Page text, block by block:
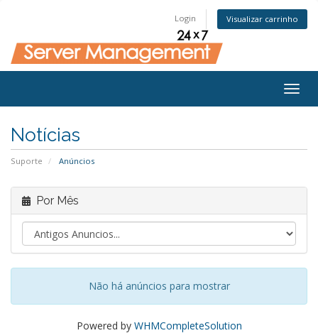
Login Visualizar carrinho
Notícias
Suporte Anúncios
Por Mês
Não há anúncios para mostrar
Powered by WHMCompleteSolution